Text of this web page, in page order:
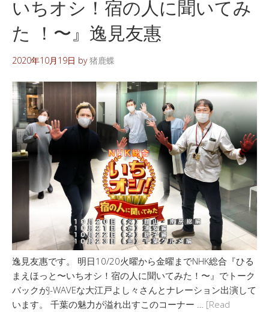
いちオシ！宿の人に聞いてみ
た ！〜』逸見友惠
2020年10月19日 by猪鹿蝶
逸見友惠です。 明日10/20火曜から金曜までNHK総合『ひる
まえほっと〜いちオシ！宿の人に聞いてみた！〜』でトーク
バックがJ-WAVEな大江戸よし々さんとナレーション出演して
います。 千葉の魅力が溢れ出すこのコーナー … [Read